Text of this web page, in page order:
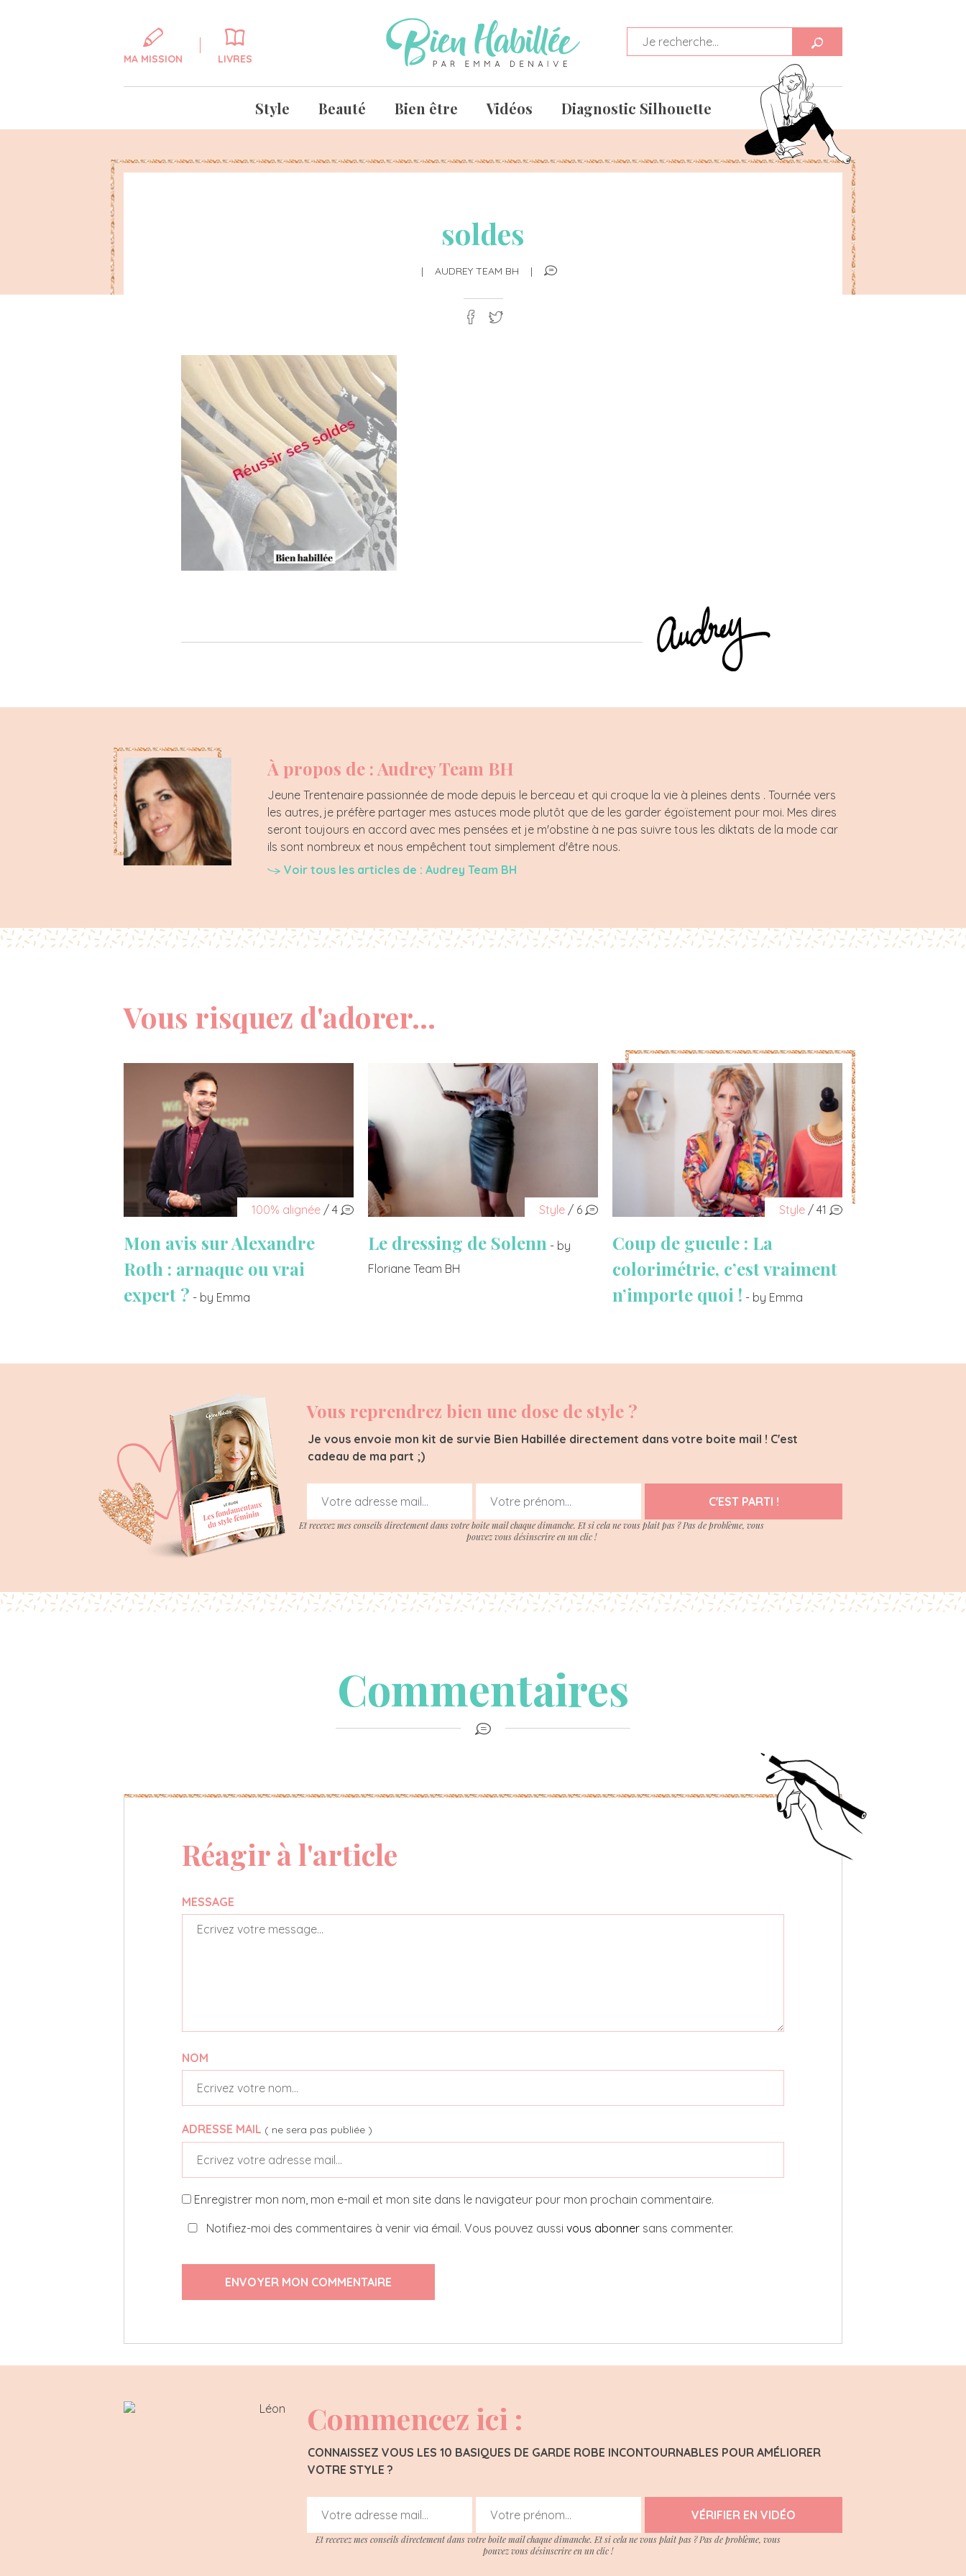
MA MISSION LIVRES
Style Beauté Bien être Vidéos Diagnostic Silhouette
soldes
| AUDREY TEAM BH |
À propos de : Audrey Team BH
Jeune Trentenaire passionnée de mode depuis le berceau et qui croque la vie à pleines dents . Tournée vers
les autres, je préfère partager mes astuces mode plutôt que de les garder égoïstement pour moi. Mes dires
seront toujours en accord avec mes pensées et je m'obstine à ne pas suivre tous les diktats de la mode car
ils sont nombreux et nous empêchent tout simplement d'être nous.
Voir tous les articles de : Audrey Team BH
Vous risquez d'adorer...
100% alignée / 4
Mon avis sur Alexandre
Roth : arnaque ou vrai
expert ? - by Emma
Style / 6
Le dressing de Solenn - by
Floriane Team BH
Style / 41
Coup de gueule : La
colorimétrie, c’est vraiment
n’importe quoi ! - by Emma
Vous reprendrez bien une dose de style ?
Je vous envoie mon kit de survie Bien Habillée directement dans votre boite mail ! C'est
cadeau de ma part ;)
C'EST PARTI !
Et recevez mes conseils directement dans votre boite mail chaque dimanche. Et si cela ne vous plait pas ? Pas de problème, vous
pouvez vous désinscrire en un clic !
Commentaires
Réagir à l'article
MESSAGE
NOM
ADRESSE MAIL ( ne sera pas publiée )
Enregistrer mon nom, mon e-mail et mon site dans le navigateur pour mon prochain commentaire.
Notifiez-moi des commentaires à venir via émail. Vous pouvez aussi vous abonner sans commenter.
ENVOYER MON COMMENTAIRE
Commencez ici :
CONNAISSEZ VOUS LES 10 BASIQUES DE GARDE ROBE INCONTOURNABLES POUR AMÉLIORER
VOTRE STYLE ?
VÉRIFIER EN VIDÉO
Et recevez mes conseils directement dans votre boite mail chaque dimanche. Et si cela ne vous plait pas ? Pas de problème, vous
pouvez vous désinscrire en un clic !